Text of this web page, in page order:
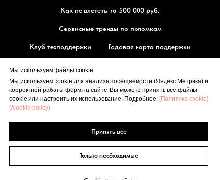
Мы используем файлы cookie
Мы используем cookie для анализа посещаемости (Яндекс.Метрика) и
корректной работы форм на сайте. Вы можете принять все файлы
cookie или настроить их использование. Подробнее: [Политика cookie]
(/cookie-policy)
Принять все
Только необходимые
⭐ Оставить отзыв
Как не влететь на 500 000 руб.
Сервисные тренды по поломкам
Клуб техподдержки Годовая карта поддержки
РЕМОНТМТЗ.РФ
Политика конфиденциальности